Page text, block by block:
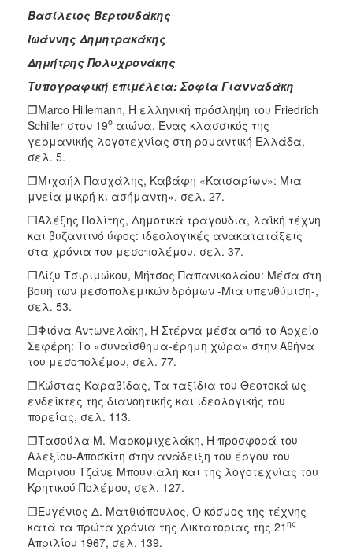
Βασίλειος Βερτουδάκης
Ιωάννης Δημητρακάκης
Δημήτρης Πολυχρονάκης
Τυπογραφική επιμέλεια: Σοφία Γιανναδάκη
❐Marco Hillemann, Η ελληνική πρόσληψη του Friedrich
Schiller στον 19ο αιώνα. Ένας κλασσικός της
γερμανικής λογοτεχνίας στη ρομαντική Ελλάδα,
σελ. 5.
❐Μιχαήλ Πασχάλης, Καβάφη «Καισαρίων»: Μια
μνεία μικρή κι ασήμαντη», σελ. 27.
❐Αλέξης Πολίτης, Δημοτικά τραγούδια, λαϊκή τέχνη
και βυζαντινό ύφος: ιδεολογικές ανακατατάξεις
στα χρόνια του μεσοπολέμου, σελ. 37.
❐Λίζυ Τσιριμώκου, Μήτσος Παπανικολάου: Μέσα στη
βουή των μεσοπολεμικών δρόμων -Μια υπενθύμιση-,
σελ. 53.
❐Φιόνα Αντωνελάκη, Η Στέρνα μέσα από το Αρχείο
Σεφέρη: Το «συναίσθημα-έρημη χώρα» στην Αθήνα
του μεσοπολέμου, σελ. 77.
❐Κώστας Καραβίδας, Τα ταξίδια του Θεοτοκά ως
ενδείκτες της διανοητικής και ιδεολογικής του
πορείας, σελ. 113.
❐Τασούλα Μ. Μαρκομιχελάκη, Η προσφορά του
Αλεξίου-Αποσκίτη στην ανάδειξη του έργου του
Μαρίνου Τζάνε Μπουνιαλή και της λογοτεχνίας του
Κρητικού Πολέμου, σελ. 127.
❐Ευγένιος Δ. Ματθιόπουλος, Ο κόσμος της τέχνης
κατά τα πρώτα χρόνια της Δικτατορίας της 21 ης
Απριλίου 1967, σελ. 139.